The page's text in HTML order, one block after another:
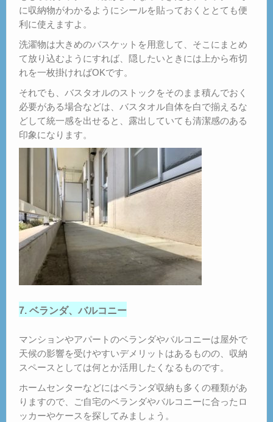
に収納物がわかるようにシールを貼っておくととても便
利に使えますよ。
洗濯物は大きめのバスケットを用意して、そこにまとめ
て放り込むようにすれば、隠したいときには上から布切
れを一枚掛ければOKです。
それでも、バスタオルのストックをそのまま積んでおく
必要がある場合などは、バスタオル自体を白で揃えるな
どして統一感を出せると、露出していても清潔感のある
印象になります。
7. ベランダ、バルコニー
マンションやアパートのベランダやバルコニーは屋外で
天候の影響を受けやすいデメリットはあるものの、収納
スペースとしては何とか活用したくなるものです。
ホームセンターなどにはベランダ収納も多くの種類があ
りますので、ご自宅のベランダやバルコニーに合ったロ
ッカーやケースを探してみましょう。